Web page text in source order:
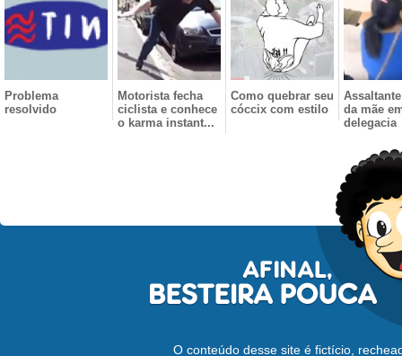
Problema
resolvido
Motorista fecha
ciclista e conhece
o karma instant...
Como quebrar seu
cóccix com estilo
da mãe
delegacia
O conteúdo desse site é fictício,